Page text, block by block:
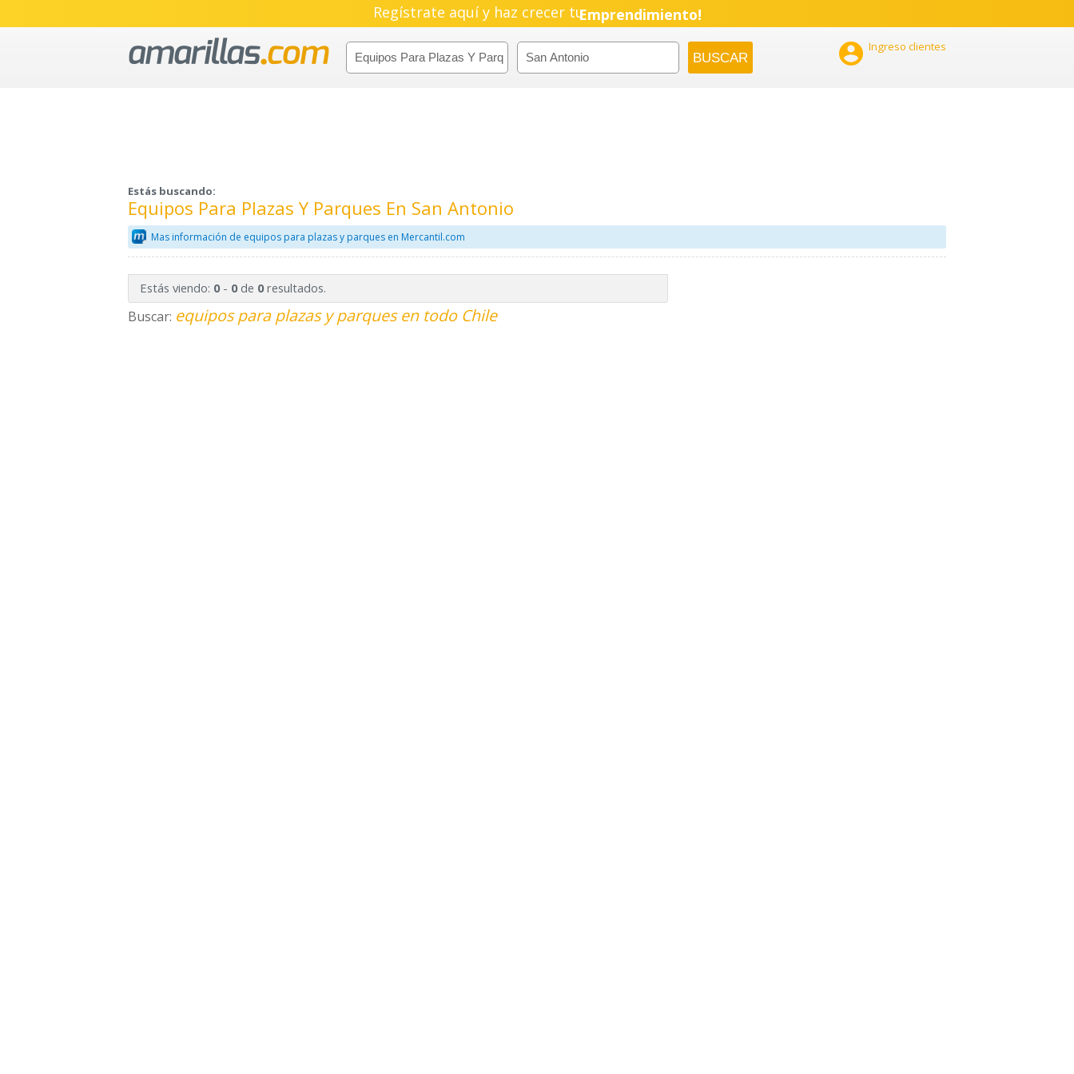
Regístrate aquí y haz crecer tuEmprendimiento!
 Ingreso clientes
Estás buscando:
Equipos Para Plazas Y Parques En San Antonio
Mas información de equipos para plazas y parques en Mercantil.com
Estás viendo: 0- 0de 0resultados.
Buscar: equipos para plazas y parques en todo Chile